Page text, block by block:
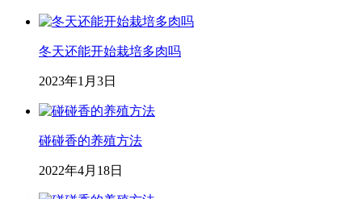
冬天还能开始栽培多肉吗
2023年1月3日
碰碰香的养殖方法
2022年4月18日